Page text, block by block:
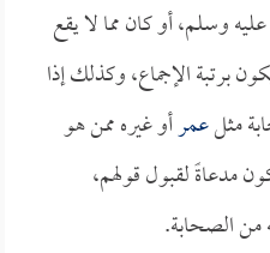
وسلم، أو كان مما لا يقع
برتبة الإجماع، وكذلك إذا
مثلعمرأو غيره ممن هو
مدعاةً لقبول قولهم،
من الصحابة.